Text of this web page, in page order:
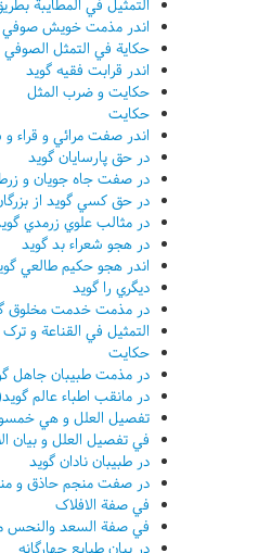
التمثيل في المطايبة
اندر مذمت خويش صوفي
حکاية في التمثل الصوفي
اندر قرابت فقيه گويد
حکايت و ضرب المثل
حکايت
اندر صفت مرائي و قراء
در حق پارسايان گويد
در صفت جاه جويان و
در حق کسي گويد از
در مثالب علوي زرمدي
در هجو شعراء بد گويد
اندر هجو حکيم طالعي
ديگري را گويد
در مذمت خدمت مخلوق
التمثيل في القناعة و
حکايت
در مذمت طبيبان جاهل
در مانقب اطباء عالم
تفصيل العلل و هي
في تفصيل العلل و بيان
در طبيبان نادان گويد
در صفت منجم حاذق و
في صفة الافلاک
في صفة السعد والنحس
در بيان طبايع چهارگانه